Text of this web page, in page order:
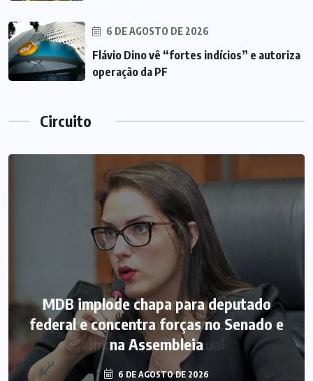
6 DE AGOSTO DE 2026
Flávio Dino vê “fortes indícios” e autoriza
operação da PF
Circuito
MDB implode chapa para deputado
federal e concentra forças no Senado e
na Assembleia
6 DE AGOSTO DE 2026